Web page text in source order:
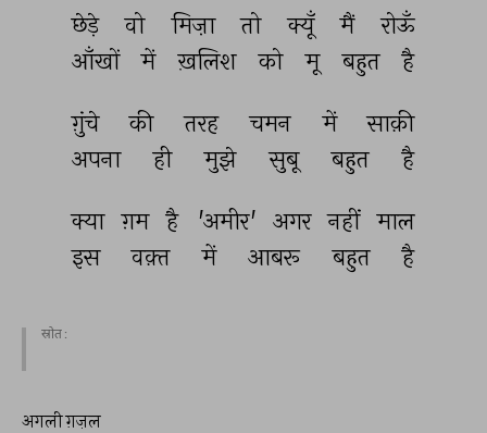
छेड़े वो मिज़ा तो क्यूँ मैं
रोऊँ
आँखों
में ख़लिश को मू बहुत है
ग़ुंचे की तरह चमन में
साक़ी
अपना
ही मुझे सुबू बहुत है
क्या ग़म है 'अमीर' अगर नहीं माल
इस
वक़्त में आबरू बहुत है
स्रोत :
अगली ग़ज़ल